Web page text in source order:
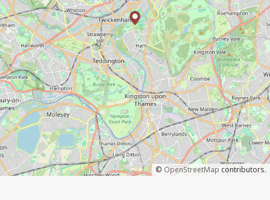
© OpenStreetMap contributors.